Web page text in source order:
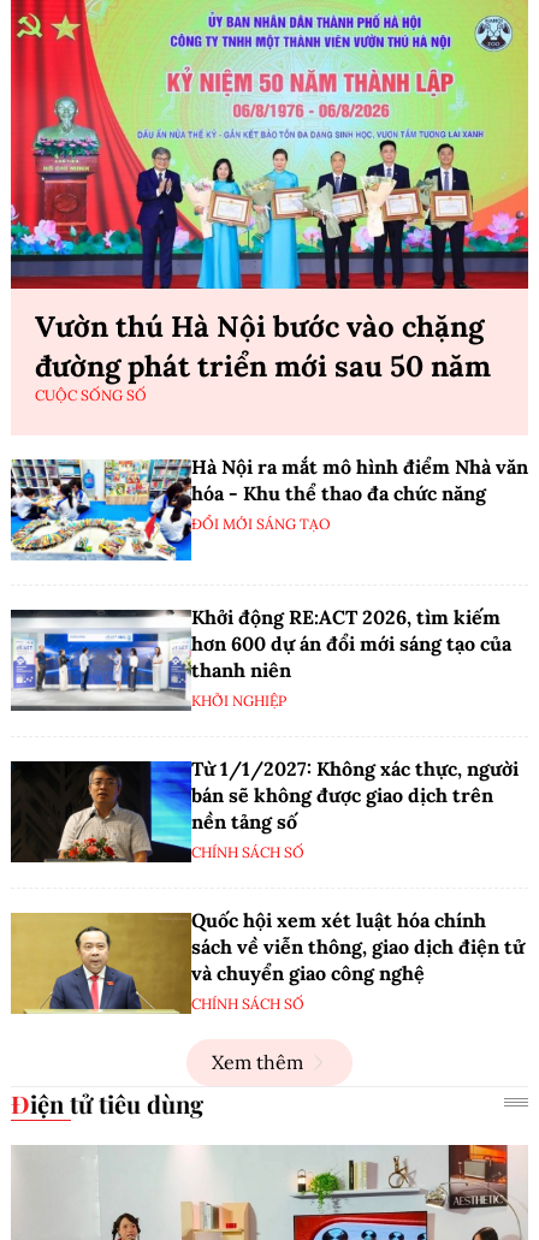
Vườn thú Hà Nội bước vào chặng
đường phát triển mới sau 50 năm
CUỘC SỐNG SỐ
Hà Nội ra mắt mô hình điểm Nhà văn
hóa - Khu thể thao đa chức năng
ĐỔI MỚI SÁNG TẠO
Khởi động RE:ACT 2026, tìm kiếm
hơn 600 dự án đổi mới sáng tạo của
thanh niên
KHỞI NGHIỆP
Từ 1/1/2027: Không xác thực, người
bán sẽ không được giao dịch trên
nền tảng số
CHÍNH SÁCH SỐ
Quốc hội xem xét luật hóa chính
sách về viễn thông, giao dịch điện tử
và chuyển giao công nghệ
CHÍNH SÁCH SỐ
Xem thêm
Điện tử tiêu dùng